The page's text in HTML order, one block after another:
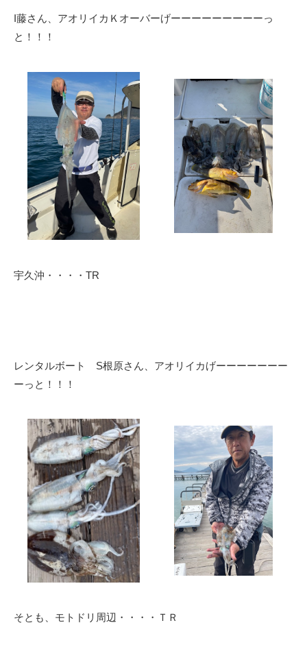
I藤さん、アオリイカＫオーバーげーーーーーーーーーっ
と！！！
宇久沖・・・・TR
レンタルボート S根原さん、アオリイカげーーーーーーー
ーっと！！！
そとも、モトドリ周辺・・・・ＴＲ